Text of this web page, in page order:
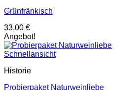
Grünfränkisch
33,00 €
Angebot!
Schnellansicht
Historie
Probierpaket Naturweinliebe